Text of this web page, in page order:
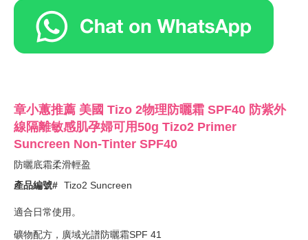
章小蕙推薦 美國 Tizo 2物理防曬霜 SPF40 防紫外
線隔離敏感肌孕婦可用50g Tizo2 Primer
Suncreen Non-Tinter SPF40
防曬底霜柔滑輕盈
產品編號# Tizo2 Suncreen
適合日常使用。
礦物配方，廣域光譜防曬霜SPF 41